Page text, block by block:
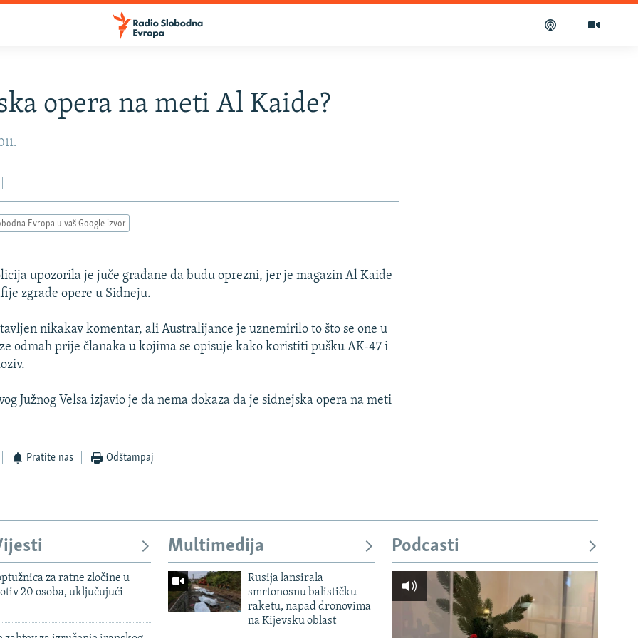
opera na meti Al Kaide?
Evropa u vaš Google izvor
upozorila je juče građane da budu oprezni, jer je magazin Al Kaide
zgrade opere u Sidneju.
nikakav komentar, ali Australijance je uznemirilo to što se one u
odmah prije članaka u kojima se opisuje kako koristiti pušku AK-47 i
Južnog Velsa izjavio je da nema dokaza da je sidnejska opera na meti
Pratite nas Odštampaj
za ratne zločine u
20 osoba, uključujući
Multimedija
Rusija lansirala
smrtonosnu balističku
raketu, napad dronovima
na Kijevsku oblast
Podcasti